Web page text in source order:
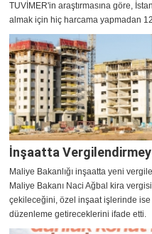
TUVİMER'in araştırmasına göre,
almak için hiç harcama yapmadan
İnşaatta
Maliye Bakanlığı inşaatta yeni
Maliye Bakanı Naci Ağbal kira
çekileceğini, özel inşaat işlerinde ise
düzenleme getireceklerini ifade etti.